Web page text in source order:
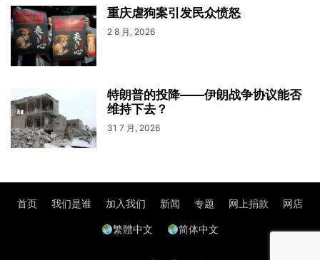
重庆虐狗案引发民众愤怒
2 8 月, 2026
特朗普的投降——伊朗战争协议能否
维持下去？
31 7 月, 2026
首页 我们是谁 加入我们 新闻 专题 网上捐款 网店
繁體中文 简体中文